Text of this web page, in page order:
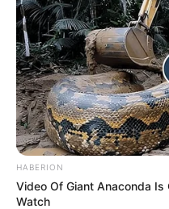
ΠΑΡΑΚΑΤΩ(απλά εδώ
προχωρήσει η
πρέπει να τσεκάρετε
διατηρήσει τα
ΘΕΛΕΤΕ ΝΑ ΔΩΣΕΤΕ
ΣΑΣ ΣΤΟ
ΚΑΤΑΦΕΡΝΕΤΕ ΜΕ
ΚΑΤΑΘΕΣΕΤΕ ΣΕ
ΜΕ IBAN
(ΣΤΟ ΟΝΟΜΑ
HABERION
Video Of Giant Anaconda Is
Watch